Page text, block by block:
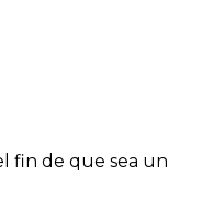
fin de que sea un